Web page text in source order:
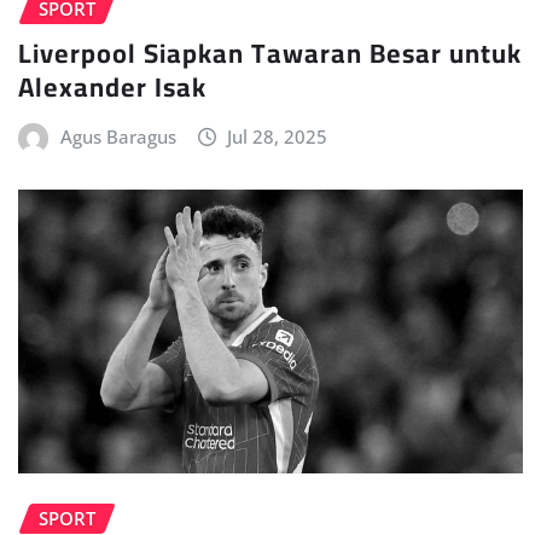
SPORT
Liverpool Siapkan Tawaran Besar untuk
Alexander Isak
Agus Baragus Jul 28, 2025
SPORT